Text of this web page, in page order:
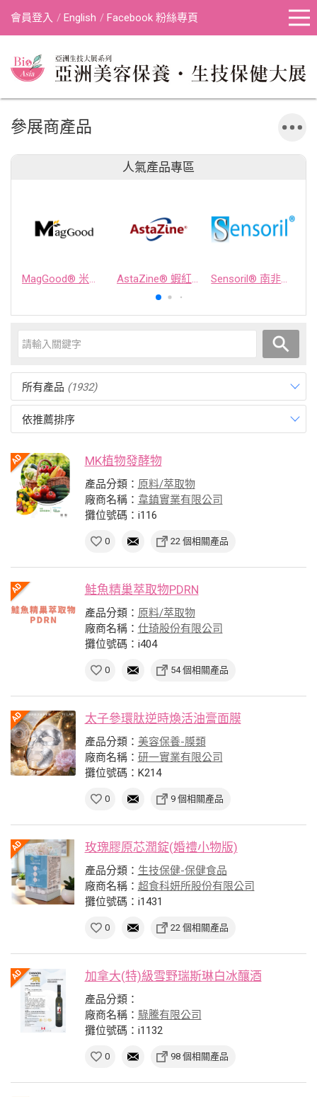
會員登入 English Facebook 粉絲專頁
參展商產品
人氣產品專區
MagGood® 米源鎂® 米糠濃縮物 AstaZine® 蝦紅素 Sensoril® 南非醉茄萃取物
所有產品 (1932)
依推薦排序
MK植物發酵物
產品分類： 原料/萃取物
廠商名稱： 韋鎮實業有限公司
攤位號碼：i116
0 22 個相關產品
鮭魚精巢萃取物PDRN
產品分類： 原料/萃取物
廠商名稱： 仕琦股份有限公司
攤位號碼：i404
0 54 個相關產品
太子參環肽逆時煥活油膏面膜
產品分類： 美容保養-膜類
廠商名稱： 研一實業有限公司
攤位號碼：K214
0 9 個相關產品
玫瑰膠原芯潤錠(婚禮小物版)
產品分類： 生技保健-保健食品
廠商名稱： 超食科妍所股份有限公司
攤位號碼：i1431
0 22 個相關產品
加拿大(特)級雪野瑞斯琳白冰釀酒
產品分類：
廠商名稱： 騄騰有限公司
攤位號碼：i1132
0 98 個相關產品